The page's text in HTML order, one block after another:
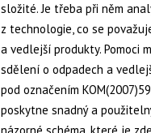
složité. Je třeba při něm
z technologie, co se
a vedlejší produkty. Pomoci
sdělení o odpadech a
pod označením
poskytne snadný a